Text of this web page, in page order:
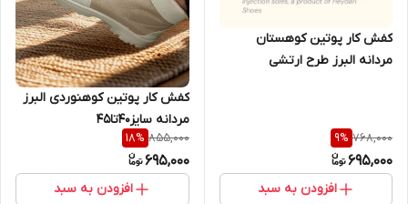
کفش کار پوتین کوهستان
مردانه البرز طرح ارتشی
768,000
9%
695,000
افزودن به سبد
کفش کار پوتین کوهنوردی البرز
مردانه سایز40تا45
855,000
18%
695,000
افزودن به سبد